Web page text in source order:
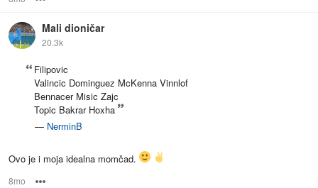
Mali dioničar
20.3k
Filipovic
Valincic Dominguez McKenna Vinnlof
Bennacer Misic Zajc
Topic Bakrar Hoxha
— NerminB
Ovo je i moja idealna momčad.
8mo